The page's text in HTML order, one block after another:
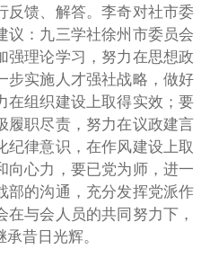
反馈、解答。李奇对社市委
议：九三学社徐州市委员会
强理论学习，努力在思想政
步实施人才强社战略，做好
在组织建设上取得实效；要
履职尽责，努力在议政建言
纪律意识，在作风建设上取
向心力，要已党为师，进一
部的沟通，充分发挥党派作
与会人员的共同努力下，
昔日光辉。